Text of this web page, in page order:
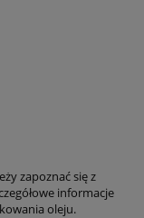
zapoznać się z
informacje
oleju.